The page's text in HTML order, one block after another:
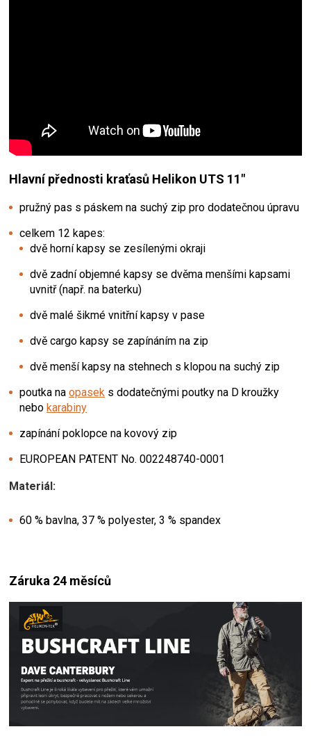
Hlavní přednosti kraťasů Helikon UTS 11"
pružný pas s páskem na suchý zip pro dodatečnou úpravu
celkem 12 kapes:
dvě horní kapsy se zesílenými okraji
dvě zadní objemné kapsy se dvěma menšími kapsami
uvnitř (např. na baterku)
dvě malé šikmé vnitřní kapsy v pase
dvě cargo kapsy se zapínáním na zip
dvě menší kapsy na stehnech s klopou na suchý zip
poutka na opasek s dodatečnými poutky na D kroužky
nebo karabiny
zapínání poklopce na kovový zip
EUROPEAN PATENT No. 002248740-0001
Materiál:
60 % bavlna, 37 % polyester, 3 % spandex
Záruka 24 měsíců